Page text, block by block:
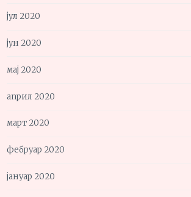
јул 2020
јун 2020
мај 2020
април 2020
март 2020
фебруар 2020
јануар 2020